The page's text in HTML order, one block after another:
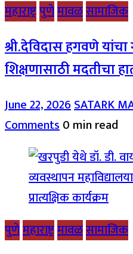
महाराष्ट्रपुणेमावळसामाजिक
श्री.देविदास हगवणे यांचा
शिक्षणासाठी मदतीचा
June 22, 2026SATARK
Comments0 min read
पुणेमहाराष्ट्रमावळसामाजिक